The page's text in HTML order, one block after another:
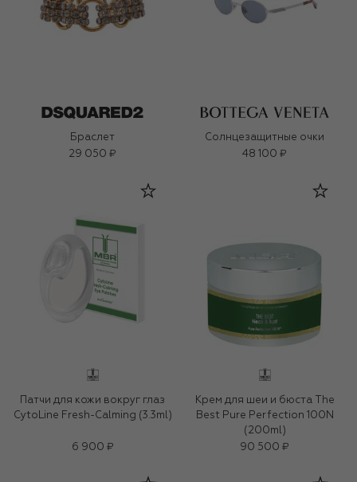
Браслет
29 050 ₽
Солнцезащитные очки
48 100 ₽
Патчи для кожи вокруг глаз
CytoLine Fresh-Calming (3.3ml)
6 900 ₽
Крем для шеи и бюста The
Best Pure Perfection 100N
(200ml)
90 500 ₽